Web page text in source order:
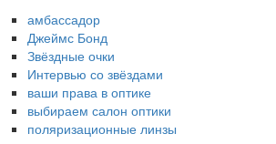
амбассадор
Джеймс Бонд
Звёздные очки
Интервью со звёздами
ваши права в оптике
выбираем салон оптики
поляризационные линзы